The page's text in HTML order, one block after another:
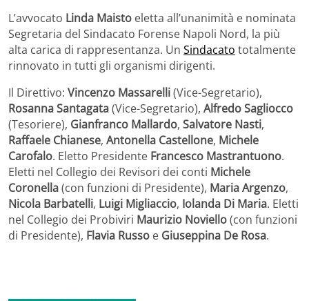
L’avvocato Linda Maisto eletta all’unanimità e nominata
Segretaria del Sindacato Forense Napoli Nord, la più
alta carica di rappresentanza. Un Sindacato totalmente
rinnovato in tutti gli organismi dirigenti.
Il Direttivo: Vincenzo Massarelli(Vice-Segretario),
Rosanna Santagata(Vice-Segretario), Alfredo Sagliocco
(Tesoriere), Gianfranco Mallardo, Salvatore Nasti,
Raffaele Chianese, Antonella Castellone, Michele
Carofalo. Eletto Presidente Francesco Mastrantuono.
Eletti nel Collegio dei Revisori dei conti Michele
Coronella(con funzioni di Presidente), Maria Argenzo,
Nicola Barbatelli, Luigi Migliaccio, Iolanda Di Maria. Eletti
nel Collegio dei Probiviri Maurizio Noviello(con funzioni
di Presidente), Flavia Russo e Giuseppina De Rosa.